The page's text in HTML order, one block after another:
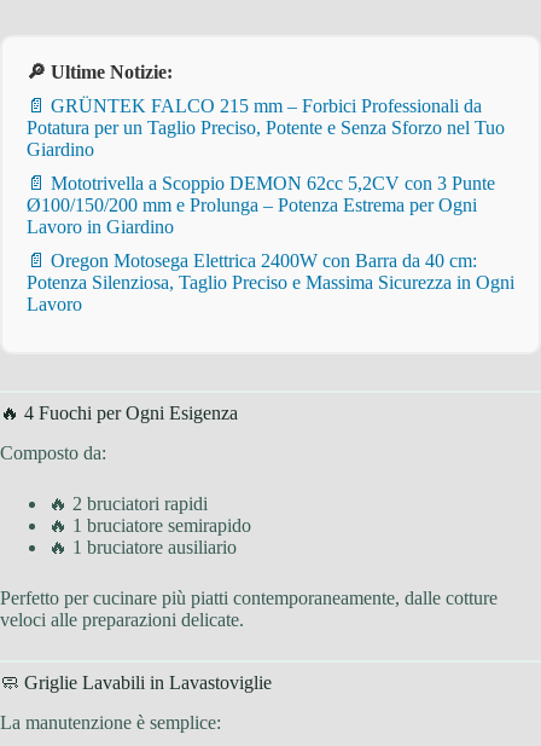
🔎 Ultime Notizie:
📄 GRÜNTEK FALCO 215 mm – Forbici Professionali da
Potatura per un Taglio Preciso, Potente e Senza Sforzo nel Tuo
Giardino
📄 Mototrivella a Scoppio DEMON 62cc 5,2CV con 3 Punte
Ø100/150/200 mm e Prolunga – Potenza Estrema per Ogni
Lavoro in Giardino
📄 Oregon Motosega Elettrica 2400W con Barra da 40 cm:
Potenza Silenziosa, Taglio Preciso e Massima Sicurezza in Ogni
Lavoro
🔥 4 Fuochi per Ogni Esigenza
Composto da:
🔥 2 bruciatori rapidi
🔥 1 bruciatore semirapido
🔥 1 bruciatore ausiliario
Perfetto per cucinare più piatti contemporaneamente, dalle cotture
veloci alle preparazioni delicate.
🧼 Griglie Lavabili in Lavastoviglie
La manutenzione è semplice: